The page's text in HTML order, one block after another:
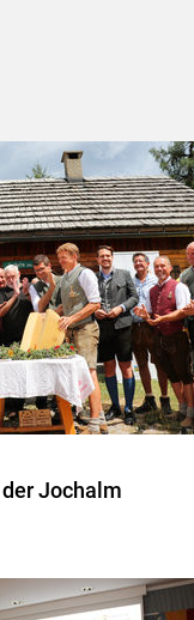
Jochalm